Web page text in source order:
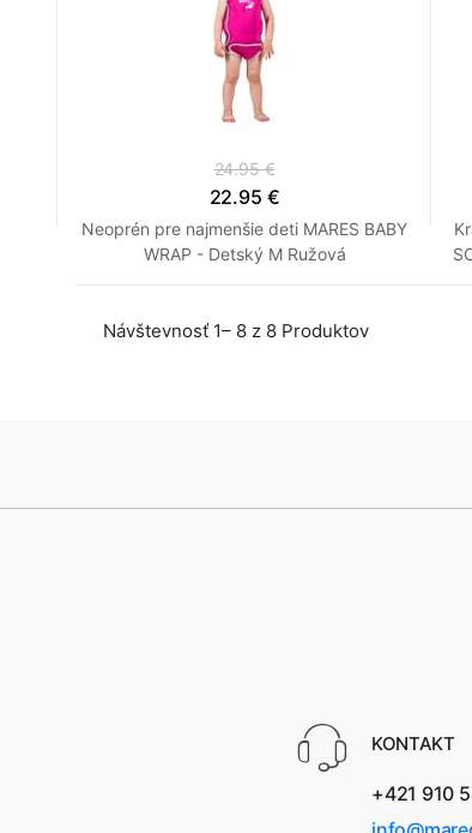
24.95 €
22.95 €
Neoprén pre najmenšie deti MARES BABY
WRAP - Detský M Ružová
Návštevnosť 1– 8 z 8 Produktov
KONTAKT
+421 910